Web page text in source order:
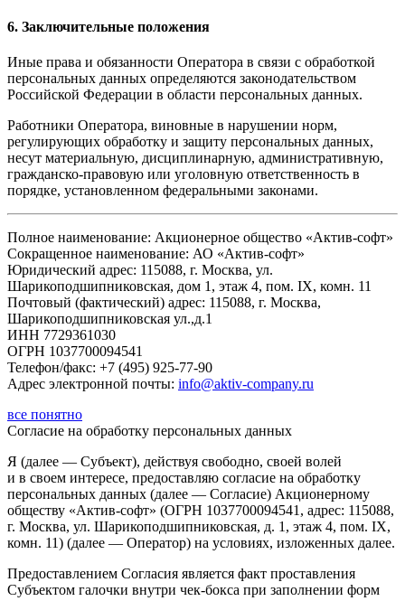
6. Заключительные положения
Иные права и обязанности Оператора в связи с обработкой
персональных данных определяются законодательством
Российской Федерации в области персональных данных.
Работники Оператора, виновные в нарушении норм,
регулирующих обработку и защиту персональных данных,
несут материальную, дисциплинарную, административную,
гражданско-правовую или уголовную ответственность в
порядке, установленном федеральными законами.
Полное наименование: Акционерное общество «Актив-софт»
Сокращенное наименование: АО «Актив-софт»
Юридический адрес: 115088, г. Москва, ул.
Шарикоподшипниковская, дом 1, этаж 4, пом. IX, комн. 11
Почтовый (фактический) адрес: 115088, г. Москва,
Шарикоподшипниковская ул.,д.1
ИНН 7729361030
ОГРН 1037700094541
Телефон/факс: +7 (495) 925-77-90
Адрес электронной почты: info@aktiv-company.ru
все понятно
Согласие на обработку персональных данных
Я (далее — Субъект), действуя свободно, своей волей
и в своем интересе, предоставляю согласие на обработку
персональных данных (далее — Согласие) Акционерному
обществу «Актив-софт» (ОГРН 1037700094541, адрес: 115088,
г. Москва, ул. Шарикоподшипниковская, д. 1, этаж 4, пом. IX,
комн. 11) (далее — Оператор) на условиях, изложенных далее.
Предоставлением Согласия является факт проставления
Субъектом галочки внутри чек-бокса при заполнении форм